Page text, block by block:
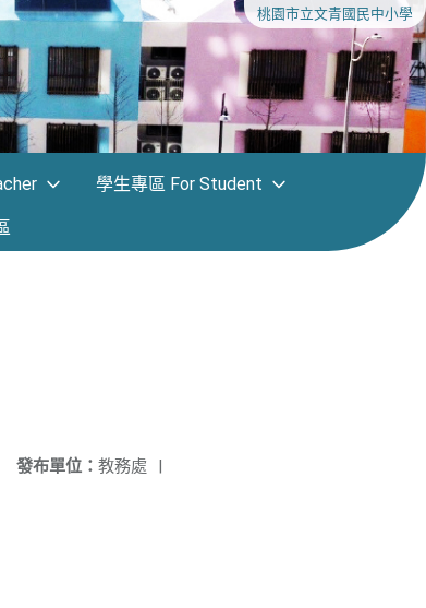
桃園市立文青國民中小學
學生專區 For Student
發布單位： 教務處 |